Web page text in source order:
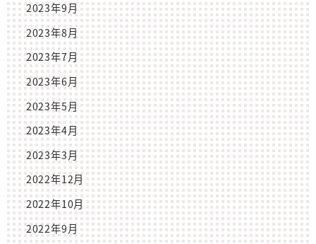
2023年9月
2023年8月
2023年7月
2023年6月
2023年5月
2023年4月
2023年3月
2022年12月
2022年10月
2022年9月